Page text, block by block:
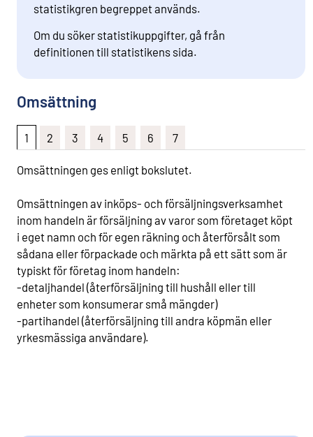
statistikgren begreppet används.
Om du söker statistikuppgifter, gå från
definitionen till statistikens sida.
Omsättning
1 2 3 4 5 6 7
Omsättningen ges enligt bokslutet.
Omsättningen av inköps- och försäljningsverksamhet
inom handeln är försäljning av varor som företaget köpt
i eget namn och för egen räkning och återförsålt som
sådana eller förpackade och märkta på ett sätt som är
typiskt för företag inom handeln:
-detaljhandel (återförsäljning till hushåll eller till
enheter som konsumerar små mängder)
-partihandel (återförsäljning till andra köpmän eller
yrkesmässiga användare).